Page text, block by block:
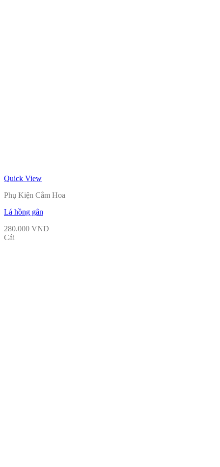
Quick View
Phụ Kiện Cắm Hoa
Lá hồng gân
280.000 VND
Cái